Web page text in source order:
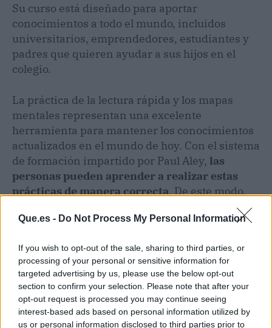
Que.es - Do Not Process My Personal Information
If you wish to opt-out of the sale, sharing to third parties, or
processing of your personal or sensitive information for
targeted advertising by us, please use the below opt-out
section to confirm your selection. Please note that after your
opt-out request is processed you may continue seeing
interest-based ads based on personal information utilized by
us or personal information disclosed to third parties prior to
Su curso está diseñado para aportar
conocimientos a todo el mundo, incluidos
universitarios, emprendedores, estudiantes y
padres que quieren ayudar a sus hijos en el
colegio.
La práctica de la lectura rápida y los mapas
mentales representan una excelente
herramienta para mantener los conocimientos
actualizados en el mundo de hoy. Con el sistema
de formación impartido por Paul Aley, las
personas pueden aprender a realizar estas
prácticas de manera correcta. De este modo,
pueden estar preparadas para enfrentar los
retos de un entorno laboral que avanza a pasos